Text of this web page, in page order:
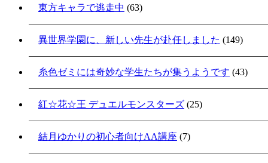
東方キャラで逃走中 (63)
異世界学園に、新しい先生が赴任しました (149)
糸色ゼミには奇妙な学生たちが集うようです (43)
紅☆花☆王 デュエルモンスターズ (25)
結月ゆかりの初心者向けAA講座 (7)